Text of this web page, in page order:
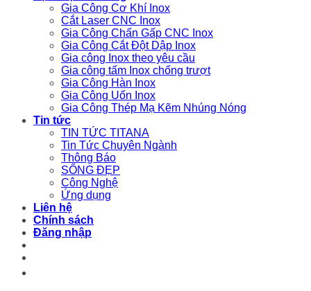
Gia Công Cơ Khí Inox
Cắt Laser CNC Inox
Gia Công Chấn Gấp CNC Inox
Gia Công Cắt Đột Dập Inox
Gia công Inox theo yêu cầu
Gia công tấm Inox chống trượt
Gia Công Hàn Inox
Gia Công Uốn Inox
Gia Công Thép Mạ Kẽm Nhúng Nóng
Tin tức
TIN TỨC TITANA
Tin Tức Chuyên Ngành
Thông Báo
SỐNG ĐẸP
Công Nghệ
Ứng dụng
Liên hệ
Chính sách
Đăng nhập